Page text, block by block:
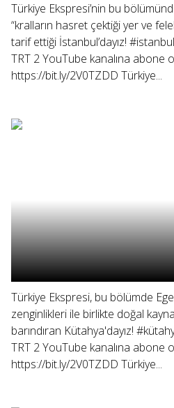
Türkiye Ekspresi’nin bu
“kralların hasret çektiği yer ve
tarif ettiği İstanbul’dayız!
TRT 2 YouTube kanalına abone
https://bit.ly/2V0TZDD Türkiye...
Türkiye Ekspresi, bu bölümde
zenginlikleri ile birlikte doğal
barındıran Kütahya'dayız!
TRT 2 YouTube kanalına abone
https://bit.ly/2V0TZDD Türkiye...